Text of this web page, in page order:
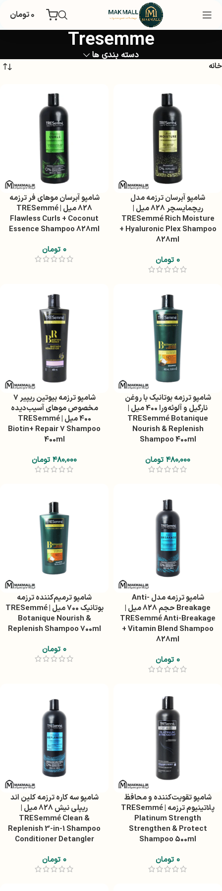
۰تومان
Tresemme
دسته بندی ها
خانه
شامپو آبرسان ترزمه مدل
ریچمایسچر 828 میل |
TRESemmé Rich Moisture
+ Hyaluronic Plex Shampoo
828ml
۰ تومان
شامپو آبرسان موهای فر ترزمه
828 میل | TRESemmé
Flawless Curls + Coconut
Essence Shampoo 828ml
۰ تومان
شامپو ترزمه بوتانیک با روغن
نارگیل و آلوئه‌ورا 400 میل |
TRESemmé Botanique
Nourish & Replenish
Shampoo 400ml
۴۸۰,۰۰۰ تومان
شامپو ترزمه بیوتین ریپیر 7
مخصوص موهای آسیب‌دیده
400 میل | TRESemmé
Biotin+ Repair 7 Shampoo
400ml
۴۸۰,۰۰۰ تومان
شامپو ترزمه مدل Anti-
Breakage حجم 828 میل |
TRESemmé Anti-Breakage
+ Vitamin Blend Shampoo
828ml
۰ تومان
شامپو ترمیم‌کننده ترزمه
بوتانیک 700 میل | TRESemmé
Botanique Nourish &
Replenish Shampoo 700ml
۰ تومان
شامپو تقویت‌کننده و محافظ
پلاتینیوم ترزمه | TRESemmé
Platinum Strength
Strengthen & Protect
Shampoo 500ml
۰ تومان
شامپو سه کاره ترزمه کلین اند
ریپلی نیش 828 میل |
TRESemmé Clean &
Replenish 3-in-1 Shampoo
Conditioner Detangler
۰ تومان